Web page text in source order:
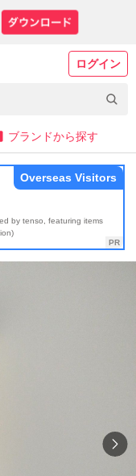
ログイン
ブランドから探す
by tenso, featuring items
Overseas Visitors